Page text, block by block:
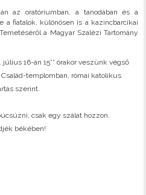
az oratóriumban, a tanodában és a
a fiatalok, különösen is a kazincbarcikai
a Magyar Szalézi Tartomány
16-án 15°° órakor veszünk végső
templomban, római katolikus
szerint.
csak egy szálat hozzon.
békében!